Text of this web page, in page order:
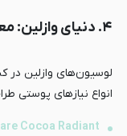
۴. دنیای وازلین: معرفی محبوب‌ترین رایحه‌ها و انواع
لوسیون‌های وازلین در
انواع نیازهای پوستی
Cocoa Radiant